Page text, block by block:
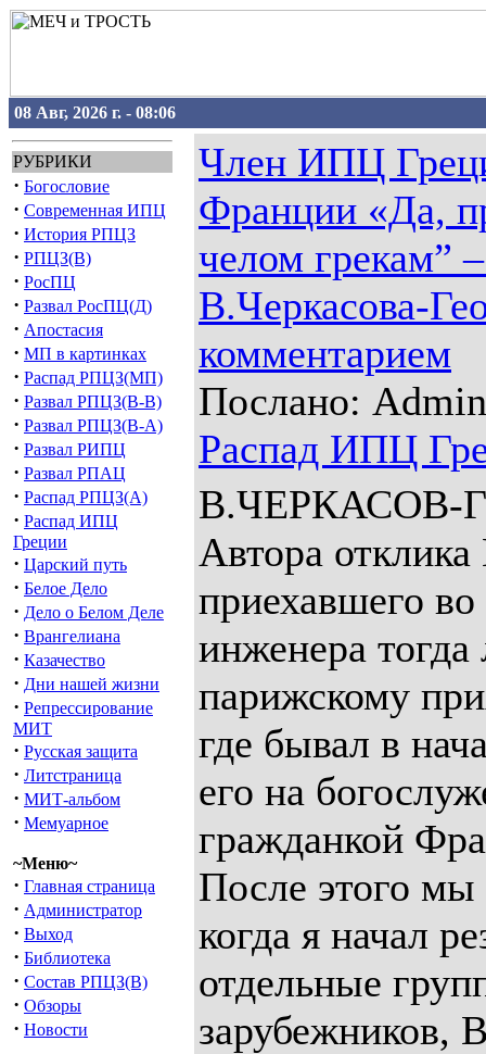
08 Авг, 2026 г. - 08:06
РУБРИКИ
· Богословие
· Современная ИПЦ
· История РПЦЗ
· РПЦЗ(В)
· РосПЦ
· Развал РосПЦ(Д)
· Апостасия
· МП в картинках
· Распад РПЦЗ(МП)
· Развал РПЦЗ(В-В)
· Развал РПЦЗ(В-А)
· Развал РИПЦ
· Развал РПАЦ
· Распад РПЦЗ(А)
· Распад ИПЦ
Греции
· Царский путь
· Белое Дело
· Дело о Белом Деле
· Врангелиана
· Казачество
· Дни нашей жизни
· Репрессирование
МИТ
· Русская защита
· Литстраница
· МИТ-альбом
· Мемуарное
~Меню~
· Главная страница
· Администратор
· Выход
· Библиотека
· Состав РПЦЗ(В)
· Обзоры
· Новости
Член ИПЦ
Франции «Да,
челом грекам”
В.Черкасова-
комментарием
Послано:
Распад ИПЦ
В.ЧЕРКАСОВ-
Автора
приехавшего
инженера тогда
парижскому
где бывал в
его на
гражданкой
После этого мы
когда я начал
отдельные
зарубежников,